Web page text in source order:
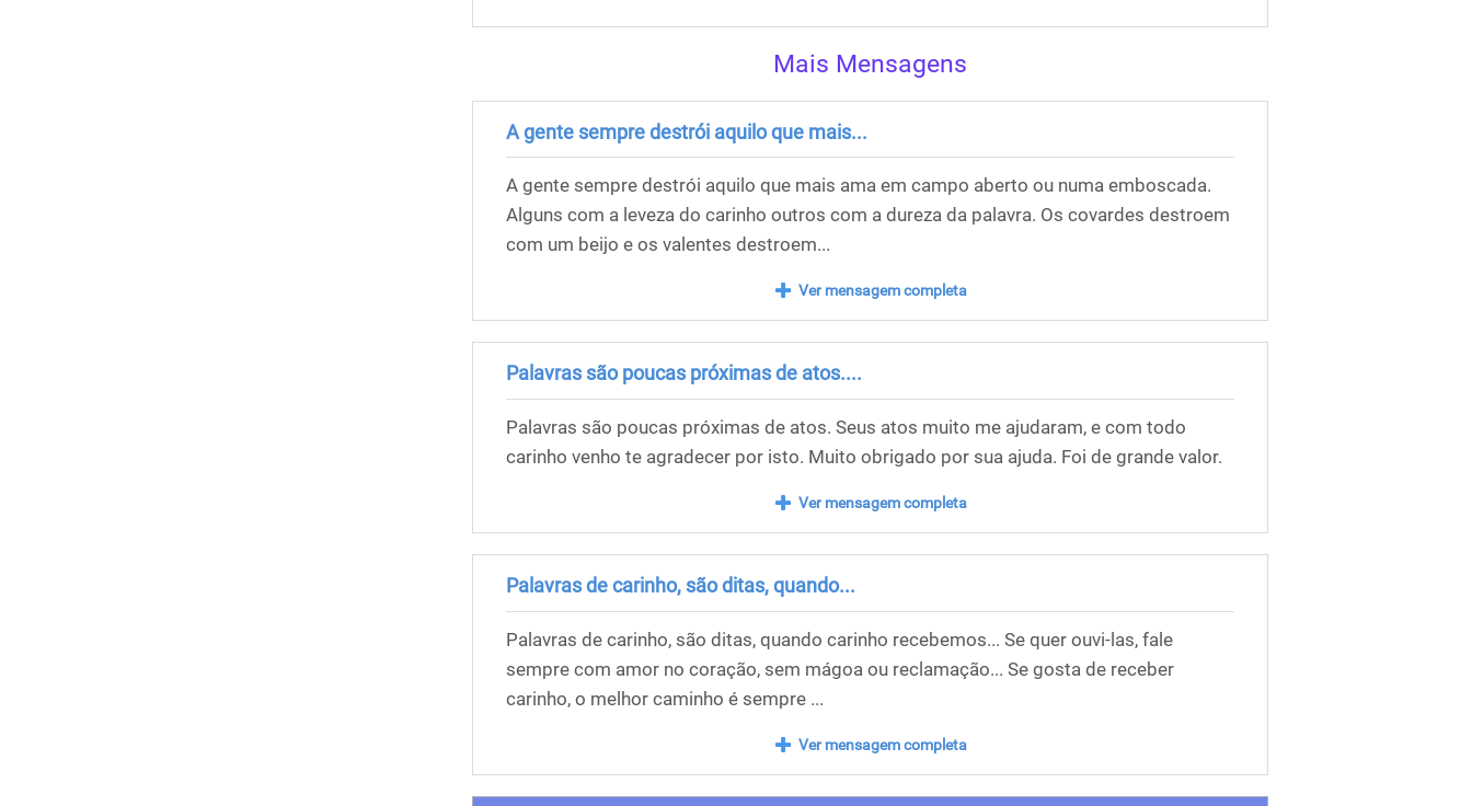
Mais Mensagens
A gente sempre destrói aquilo que mais...
A gente sempre destrói aquilo que mais ama em campo aberto ou numa emboscada.
Alguns com a leveza do carinho outros com a dureza da palavra. Os covardes destroem
com um beijo e os valentes destroem...
Ver mensagem completa
Palavras são poucas próximas de atos....
Palavras são poucas próximas de atos. Seus atos muito me ajudaram, e com todo
carinho venho te agradecer por isto. Muito obrigado por sua ajuda. Foi de grande valor.
Ver mensagem completa
Palavras de carinho, são ditas, quando...
Palavras de carinho, são ditas, quando carinho recebemos... Se quer ouvi-las, fale
sempre com amor no coração, sem mágoa ou reclamação... Se gosta de receber
carinho, o melhor caminho é sempre ...
Ver mensagem completa